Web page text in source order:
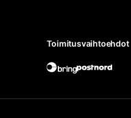
Toimitusvaihtoehdot